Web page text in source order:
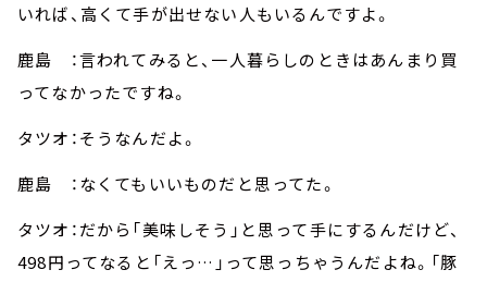
いれば、高くて手が出せない人もいるんですよ。
鹿島 ：言われてみると、一人暮らしのときはあんまり買
ってなかったですね。
タツオ：そうなんだよ。
鹿島 ：なくてもいいものだと思ってた。
タツオ：だから「美味しそう」と思って手にするんだけど、
498円ってなると「えっ…」って思っちゃうんだよね。「豚